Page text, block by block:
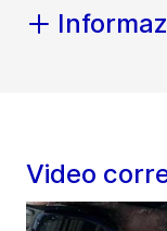
Video